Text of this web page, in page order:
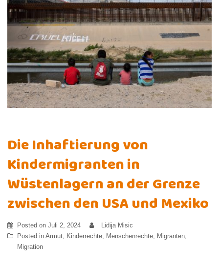
Die Inhaftierung von
Kindermigranten in
Wüstenlagern an der Grenze
zwischen den USA und Mexiko
Posted on Juli 2, 2024
Lidija Misic
Posted in Armut, Kinderrechte, Menschenrechte, Migranten,
Migration